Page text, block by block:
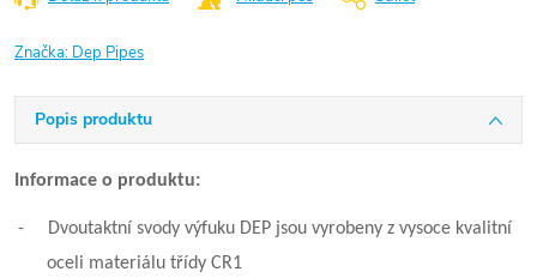
Značka: Dep Pipes
Popis produktu
Informace o produktu:
-
Dvoutaktní svody výfuku DEP jsou vyrobeny z vysoce kvalitní
oceli materiálu třídy CR1